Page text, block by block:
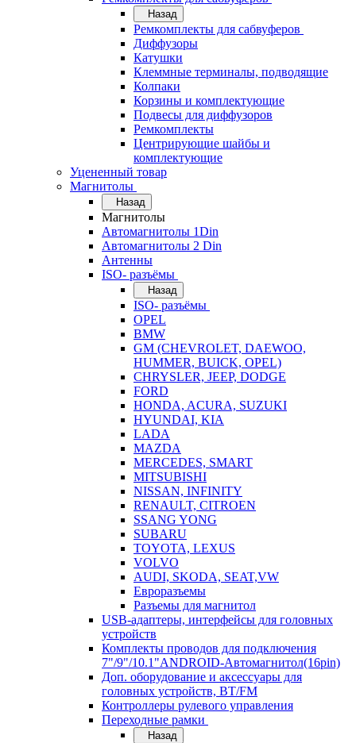
Назад
Ремкомплекты для сабвуферов
Диффузоры
Катушки
Клеммные терминалы, подводящие
Колпаки
Корзины и комплектующие
Подвесы для диффузоров
Ремкомплекты
Центрирующие шайбы и
комплектующие
Уцененный товар
Магнитолы
Назад
Магнитолы
Автомагнитолы 1Din
Автомагнитолы 2 Din
Антенны
ISO- разъёмы
Назад
ISO- разъёмы
OPEL
BMW
GM (CHEVROLET, DAEWOO,
HUMMER, BUICK, OPEL)
CHRYSLER, JEEP, DODGE
FORD
HONDA, ACURA, SUZUKI
HYUNDAI, KIA
LADA
MAZDA
MERCEDES, SMART
MITSUBISHI
NISSAN, INFINITY
RENAULT, CITROEN
SSANG YONG
SUBARU
TOYOTA, LEXUS
VOLVO
AUDI, SKODA, SEAT,VW
Евроразъемы
Разъемы для магнитол
USB-адаптеры, интерфейсы для головных
устройств
Комплекты проводов для подключения
7"/9"/10.1"ANDROID-Автомагнитол(16pin)
Доп. оборудование и аксессуары для
головных устройств, BT/FM
Контроллеры рулевого управления
Переходные рамки
Назад